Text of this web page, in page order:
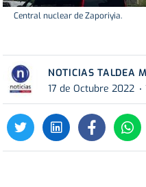
Central nuclear de Zaporiyia.
NOTICIAS TALDEA
17 de Octubre 2022